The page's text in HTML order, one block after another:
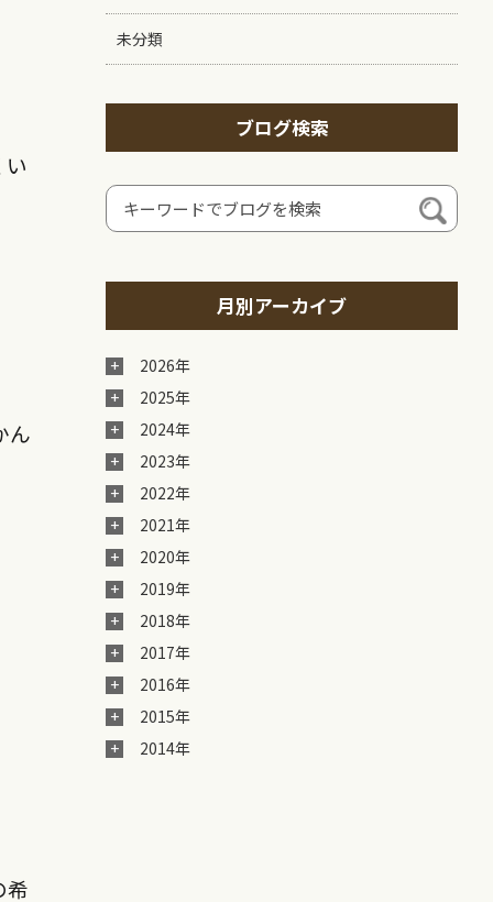
ん
希
未分類
ブログ検索
月別アーカイブ
2026年
2025年
2024年
2023年
2022年
2021年
2020年
2019年
2018年
2017年
2016年
2015年
2014年